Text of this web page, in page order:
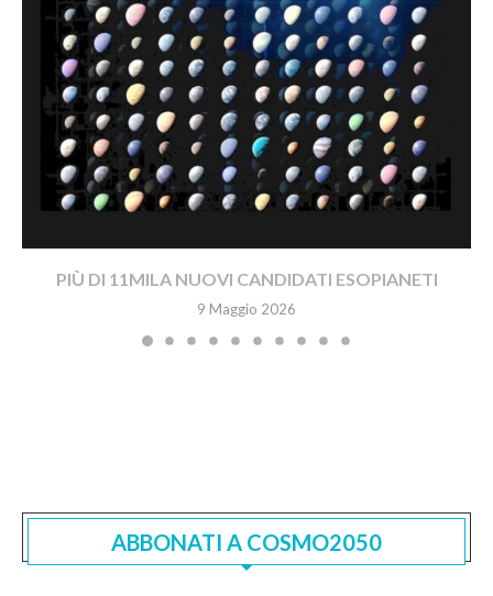
PIÙ DI 11MILA NUOVI CANDIDATI ESOPIANETI
9 Maggio 2026
ABBONATI A COSMO2050